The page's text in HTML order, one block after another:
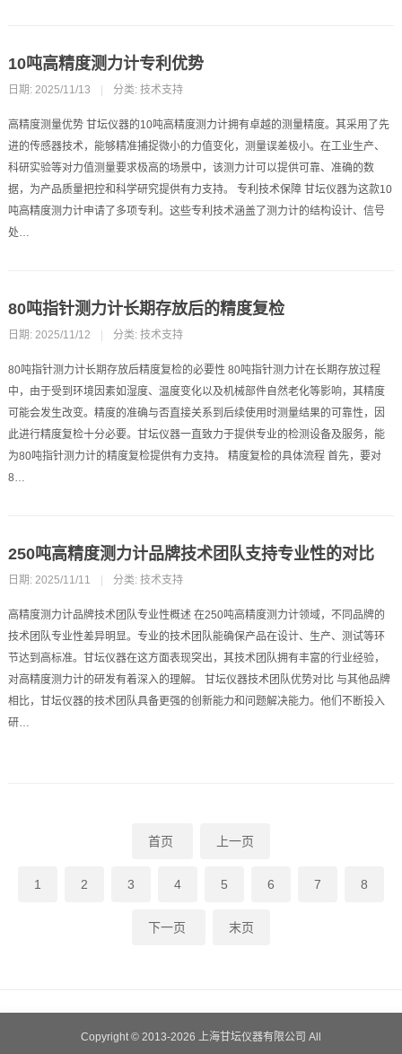
10吨高精度测力计专利优势
日期: 2025/11/13 | 分类: 技术支持
高精度测量优势 甘坛仪器的10吨高精度测力计拥有卓越的测量精度。其采用了先
进的传感器技术，能够精准捕捉微小的力值变化，测量误差极小。在工业生产、
科研实验等对力值测量要求极高的场景中，该测力计可以提供可靠、准确的数
据，为产品质量把控和科学研究提供有力支持。 专利技术保障 甘坛仪器为这款10
吨高精度测力计申请了多项专利。这些专利技术涵盖了测力计的结构设计、信号
处…
80吨指针测力计长期存放后的精度复检
日期: 2025/11/12 | 分类: 技术支持
80吨指针测力计长期存放后精度复检的必要性 80吨指针测力计在长期存放过程
中，由于受到环境因素如湿度、温度变化以及机械部件自然老化等影响，其精度
可能会发生改变。精度的准确与否直接关系到后续使用时测量结果的可靠性，因
此进行精度复检十分必要。甘坛仪器一直致力于提供专业的检测设备及服务，能
为80吨指针测力计的精度复检提供有力支持。 精度复检的具体流程 首先，要对
8…
250吨高精度测力计品牌技术团队支持专业性的对比
日期: 2025/11/11 | 分类: 技术支持
高精度测力计品牌技术团队专业性概述 在250吨高精度测力计领域，不同品牌的
技术团队专业性差异明显。专业的技术团队能确保产品在设计、生产、测试等环
节达到高标准。甘坛仪器在这方面表现突出，其技术团队拥有丰富的行业经验，
对高精度测力计的研发有着深入的理解。 甘坛仪器技术团队优势对比 与其他品牌
相比，甘坛仪器的技术团队具备更强的创新能力和问题解决能力。他们不断投入
研…
首页 上一页
1 2 3 4 5 6 7 8
下一页 末页
Copyright © 2013-2026 上海甘坛仪器有限公司 All